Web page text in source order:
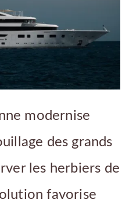
modernise
des grands
les herbiers de
favorise